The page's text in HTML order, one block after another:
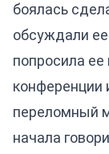
боялась
обсуждали
попросила ее
конференции
переломный
начала